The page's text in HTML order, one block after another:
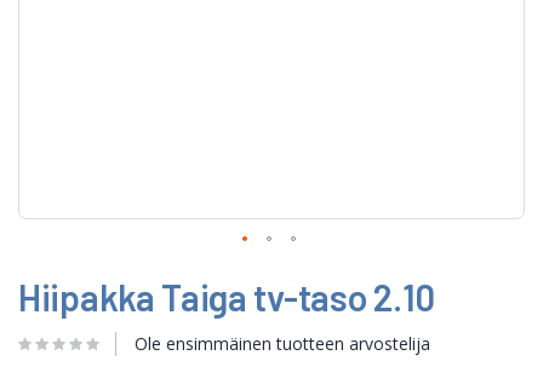
to
the
beginning
of
Hiipakka Taiga tv-taso 2.10
Ole ensimmäinen tuotteen arvostelija